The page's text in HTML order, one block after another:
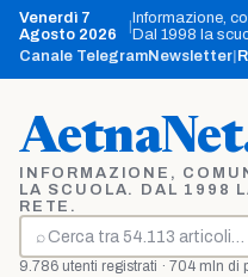
Vai
contenuto
Venerdì 7
Agosto 2026
Informazione,
Dal 1998 la
Canale TelegramNewsletter
INFORMAZIONE,
LA SCUOLA. DAL 1998
RETE.
⌕
Cerca
9.786 utenti registrati · 704 mln di